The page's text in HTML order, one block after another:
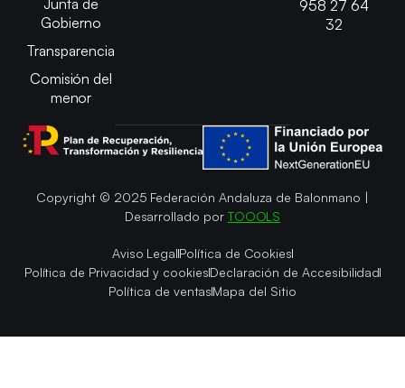
Gobierno
Transparencia
Comisión del
menor
958 27 64
32
Copyright © 2025 Federación Andaluza de Balonmano |
Desarrollado por TOOOLS
Aviso LegalPolítica de Cookies
Política de Privacidad y cookiesDeclaración de Accesibilidad
Política de ventasMapa del Sitio